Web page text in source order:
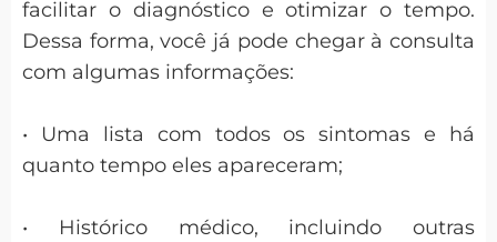
facilitar o diagnóstico e otimizar o tempo.
Dessa forma, você já pode chegar à consulta
com algumas informações:
• Uma lista com todos os sintomas e há
quanto tempo eles apareceram;
• Histórico médico, incluindo outras